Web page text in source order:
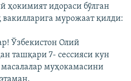
ҳокимият идораси бўлган
вакилларига мурожаат қилди:
Ўзбекистон Олий
ташқари 7- сессияси кун
муҳокамасини